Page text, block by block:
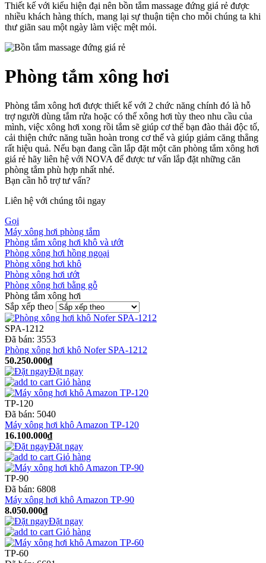
Thiết kế với kiểu hiện đại nên bồn tắm massage đứng giá rẻ được
nhiều khách hàng thích, mang lại sự thuận tiện cho mỗi chúng ta khi
thư giãn sau một ngày làm việc mệt mỏi.
Phòng tắm xông hơi
Phòng tắm xông hơi được thiết kế với 2 chức năng chính đó là hỗ
trợ người dùng tắm rửa hoặc có thể xông hơi tùy theo nhu cầu của
mình, việc xông hơi xong rồi tắm sẽ giúp cơ thể bạn đào thải độc tố,
cải thiện chức năng tuần hoàn trong cơ thể và giúp giảm căng thẳng
rất hiệu quả. Nếu bạn đang cần lắp đặt một căn phòng tắm xông hơi
giá rẻ hãy liên hệ với NOVA để được tư vấn lắp đặt những căn
phòng tắm phù hợp nhất nhé.
Bạn cần hỗ trợ tư vấn?
Liên hệ với chúng tôi ngay
Gọi
Máy xông hơi phòng tắm
Phòng tắm xông hơi khô và ướt
Phòng xông hơi hồng ngoại
Phòng xông hơi khô
Phòng xông hơi ướt
Phòng xông hơi bằng gỗ
Phòng tắm xông hơi
Sắp xếp theo
SPA-1212
Đã bán: 3553
Phòng xông hơi khô Nofer SPA-1212
50.250.000₫
Đặt ngay
Giỏ hàng
TP-120
Đã bán: 5040
Máy xông hơi khô Amazon TP-120
16.100.000₫
Đặt ngay
Giỏ hàng
TP-90
Đã bán: 6808
Máy xông hơi khô Amazon TP-90
8.050.000₫
Đặt ngay
Giỏ hàng
TP-60